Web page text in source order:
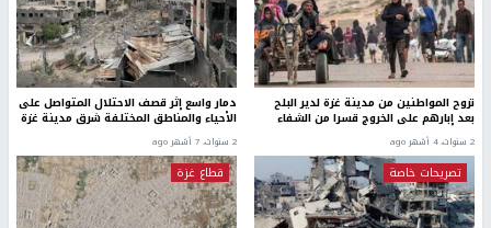
نزوح المواطنين من مدينة غزة لدير البلح
بعد إبارهم على الخروج قسرا من الشفاء
2 سنوات، 4 أشهر ago
دمار واسع إثر قصف الاحتلال المتواصل على
الأحياء والمناطق المختلفة شرق مدينة غزة
2 سنوات، 7 أشهر ago
تصريحات خاصة قطاع غزة